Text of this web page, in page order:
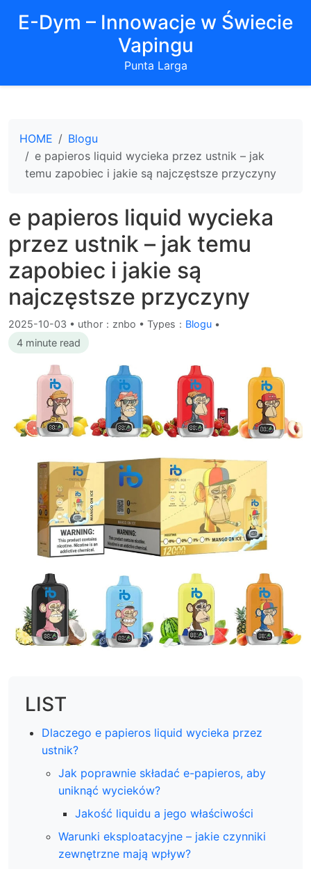
E-Dym – Innowacje w Świecie
Vapingu
Punta Larga
HOME
Blogu
e papieros liquid wycieka przez ustnik – jak
temu zapobiec i jakie są najczęstsze przyczyny
e papieros liquid wycieka
przez ustnik – jak temu
zapobiec i jakie są
najczęstsze przyczyny
2025-10-03 • uthor：znbo • Types： Blogu •
4 minute read
LIST
Dlaczego e papieros liquid wycieka przez
ustnik?
Jak poprawnie składać e-papieros, aby
uniknąć wycieków?
Jakość liquidu a jego właściwości
Warunki eksploatacyjne – jakie czynniki
zewnętrzne mają wpływ?